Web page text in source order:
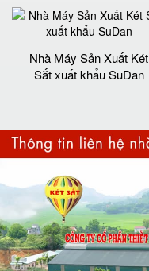
Nhà Máy Sản Xuất Két
Sắt xuất khẩu SuDan